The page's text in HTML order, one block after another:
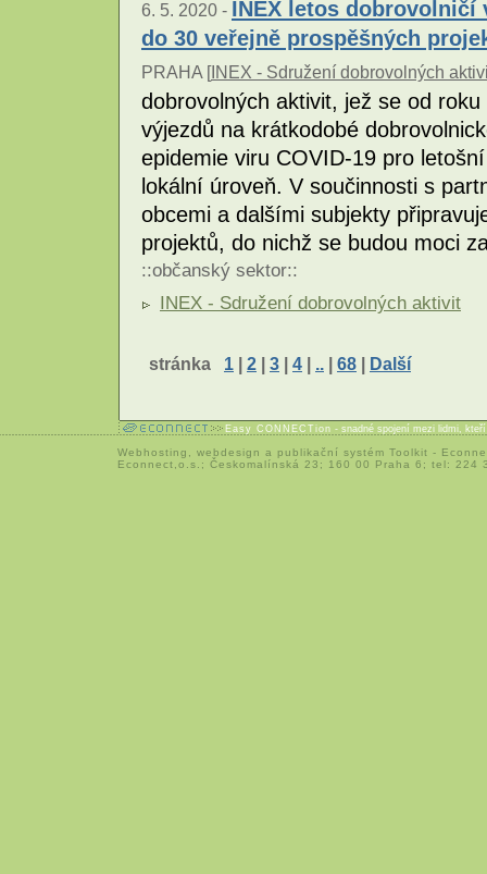
6. 5. 2020 - INEX letos dobrovolničí
do 30 veřejně prospěšných
PRAHA [INEX - Sdružení dobrovolných
dobrovolných aktivit, jež se od
výjezdů na krátkodobé
epidemie viru COVID-19 pro
lokální úroveň. V součinnosti s
obcemi a dalšími subjekty
projektů, do nichž se budou moci
::občanský sektor::
INEX - Sdružení dobrovolných aktivit
stránka 1 | 2 | 3 | 4 | .. | 68 | Další
Easy CONNECTion - snadné spojení mezi lidmi,
Webhosting webdesign a publikační systém Toolkit -
Econnect,o.s.; Českomalínská 23; 160 00 Praha 6; tel: 224